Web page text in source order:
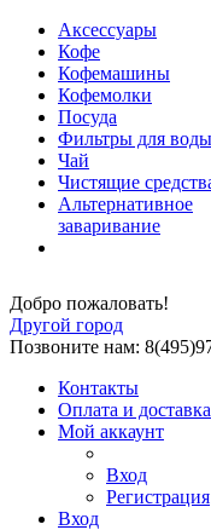
Аксессуары
Кофе
Кофемашины
Кофемолки
Посуда
Фильтры для воды
Чай
Чистящие
Альтернативное
заваривание
Добро пожаловать!
Другой город
Позвоните нам:
Контакты
Оплата и доставка
Мой аккаунт
Вход
Регистрация
Вход